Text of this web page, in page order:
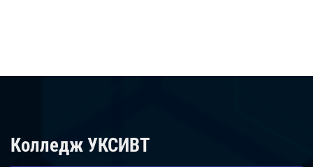
Колледж УКСИВТ